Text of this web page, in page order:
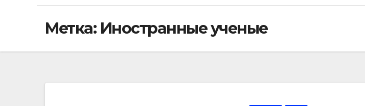
Метка: Иностранные ученые